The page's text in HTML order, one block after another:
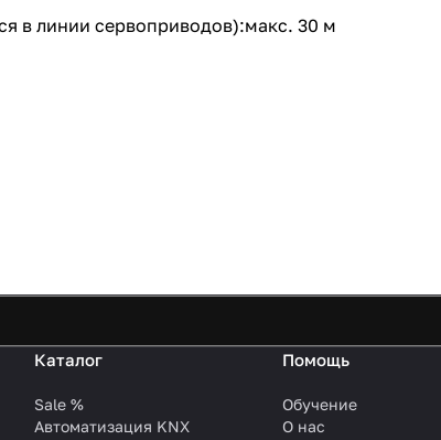
в линии сервоприводов):макс. 30 м
Каталог
Sale %
Автоматизация KNX
Помощь
Обучение
О нас